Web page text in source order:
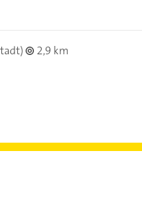
2,9 km